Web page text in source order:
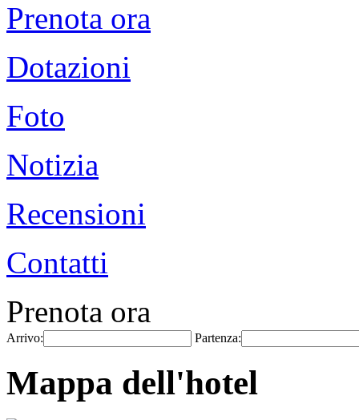
Prenota ora
Dotazioni
Foto
Notizia
Recensioni
Contatti
Prenota ora
Arrivo: Partenza:
Mappa dell'hotel